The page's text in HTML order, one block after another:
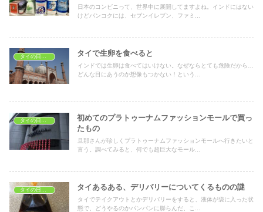
日本のコンビニって、世界中に展開してますよね。インドにはない
けどバンコクには、セブンイレブン、ファミ...
タイで生卵を食べると
インドでは生卵は食べてはいけない。なぜならとても危険だから…
どんな目にあうのか想像もつかない！という...
初めてのプラトゥーナムファッションモールで買っ
たもの
旦那さんが珍しくプラトゥーナムファッションモールへ行きたいと
言う。調べてみると、何でも超巨大なモール...
タイあるある、デリバリーについてくるものの謎
タイでテイクアウトとかデリバリーをすると、液体が袋に入った状
態で、どうやるのかパンパンに膨らんだ、こ...